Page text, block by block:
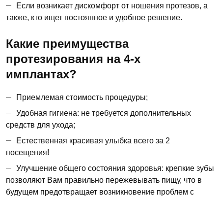
Если возникает дискомфорт от ношения протезов, а
также, кто ищет постоянное и удобное решение.
Какие преимущества
протезирования на 4-х
имплантах?
Приемлемая стоимость процедуры;
Удобная гигиена: не требуется дополнительных
средств для ухода;
Естественная красивая улыбка всего за 2
посещения!
Улучшение общего состояния здоровья: крепкие зубы
позволяют Вам правильно пережевывать пищу, что в
будущем предотвращает возникновение проблем с